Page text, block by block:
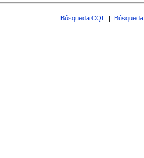
Búsqueda CQL